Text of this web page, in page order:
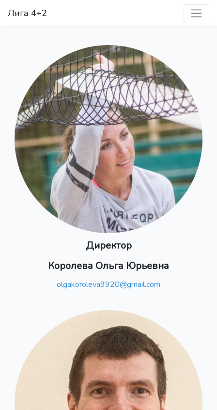
Лига 4+2
Директор
Королева Ольга Юрьевна
olgakoroleva9920@gmail.com